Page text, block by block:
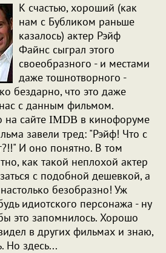
К счастью, хороший (как
нам с Бубликом раньше
казалось) актер Рэйф
Файнс сыграл этого
своеобразного - и местами
даже тошнотворного -
бездарно, что это даже
с данным фильмом.
на сайте IMDB в кинофоруме
завели тред: "Рэйф! Что с
И оно понятно. В том
как такой неплохой актер
с подобной дешевкой, а
безобразно! Уж
идиотского персонажа - ну
это запомнилось. Хорошо
в других фильмах и знаю,
Но здесь...